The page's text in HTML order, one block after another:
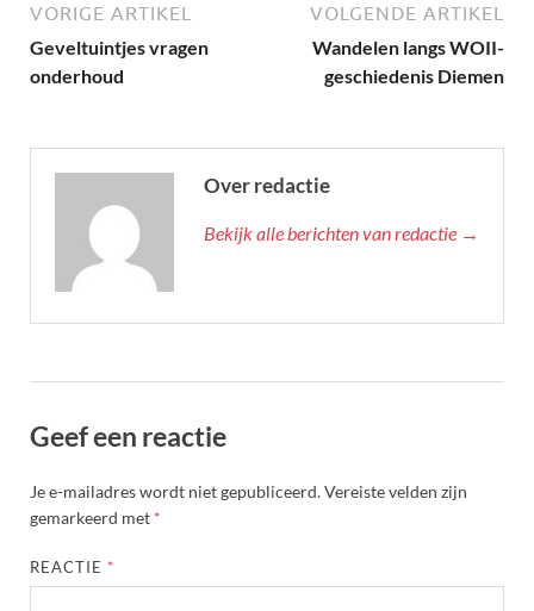
VORIGE ARTIKEL
Geveltuintjes vragen
onderhoud
VOLGENDE ARTIKEL
Wandelen langs WOII-
geschiedenis Diemen
Over redactie
Bekijk alle berichten van redactie →
Geef een reactie
Je e-mailadres wordt niet gepubliceerd.Vereiste velden zijn
gemarkeerd met *
REACTIE *